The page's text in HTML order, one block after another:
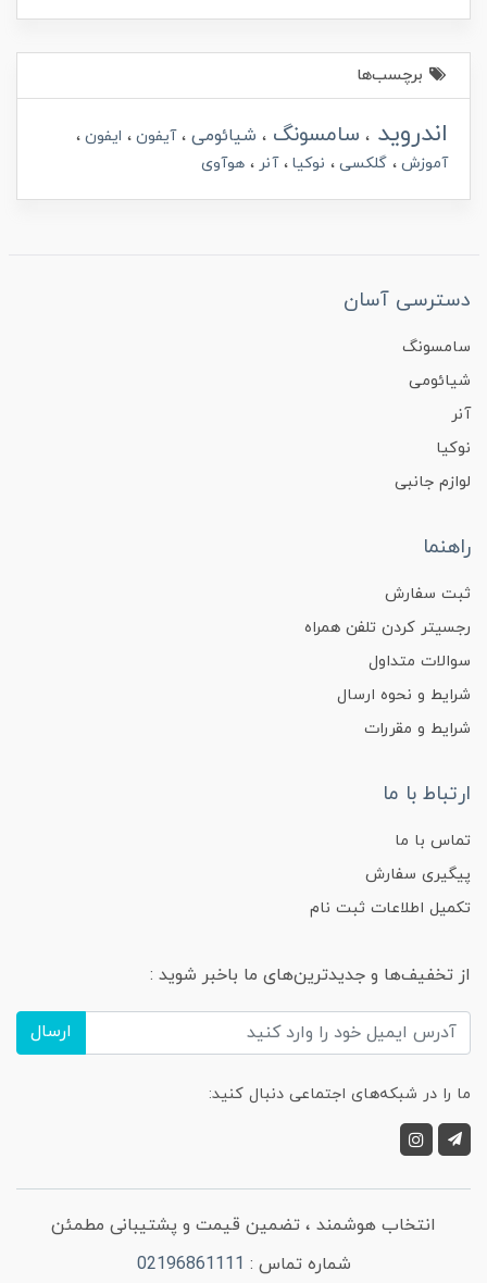
برچسب‌ها
اندروید سامسونگ شیائومی آیفون
ایفون
آموزش
گلکسی نوکیا آنر هوآوی
دسترسی آسان
سامسونگ
شیائومی
آنر
نوکیا
لوازم جانبی
راهنما
ثبت سفارش
رجسیتر کردن تلفن همراه
سوالات متداول
شرایط و نحوه ارسال
شرایط و مقررات
ارتباط با ما
تماس با ما
پیگیری سفارش
تکمیل اطلاعات ثبت نام
از تخفیف‌ها و جدیدترین‌های ما باخبر شوید :
ارسال
ما را در شبکه‌های اجتماعی دنبال کنید:
انتخاب هوشمند ، تضمین قیمت و پشتیبانی مطمئن
شماره تماس : 02196861111